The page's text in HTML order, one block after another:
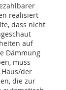
realisiert
dass nicht
auf
Dämmung
muss
der
die zur